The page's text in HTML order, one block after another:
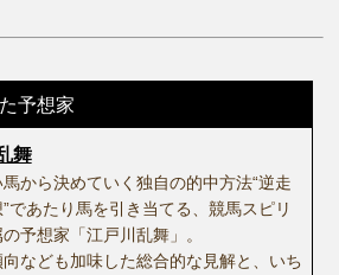
予想家
舞
から決めていく独自の的中方法“逆走
であたり馬を引き当てる、競馬スピリ
予想家「江戸川乱舞」。
なども加味した総合的な見解と、いち